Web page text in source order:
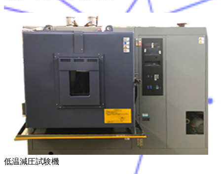
低温減圧試験機